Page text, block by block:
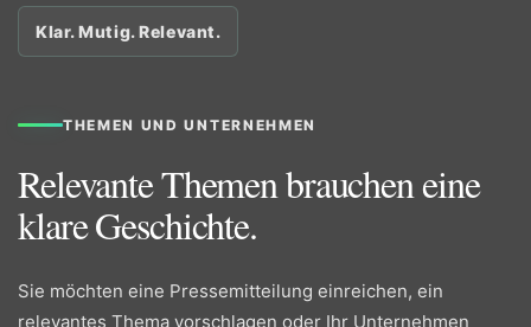
Klar. Mutig. Relevant.
THEMEN UND UNTERNEHMEN
Relevante Themen brauchen eine
klare Geschichte.
Sie möchten eine Pressemitteilung einreichen, ein
relevantes Thema vorschlagen oder Ihr Unternehmen